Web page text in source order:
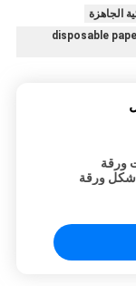
الجاهزة
disposable
ورقة
شكل ورقة